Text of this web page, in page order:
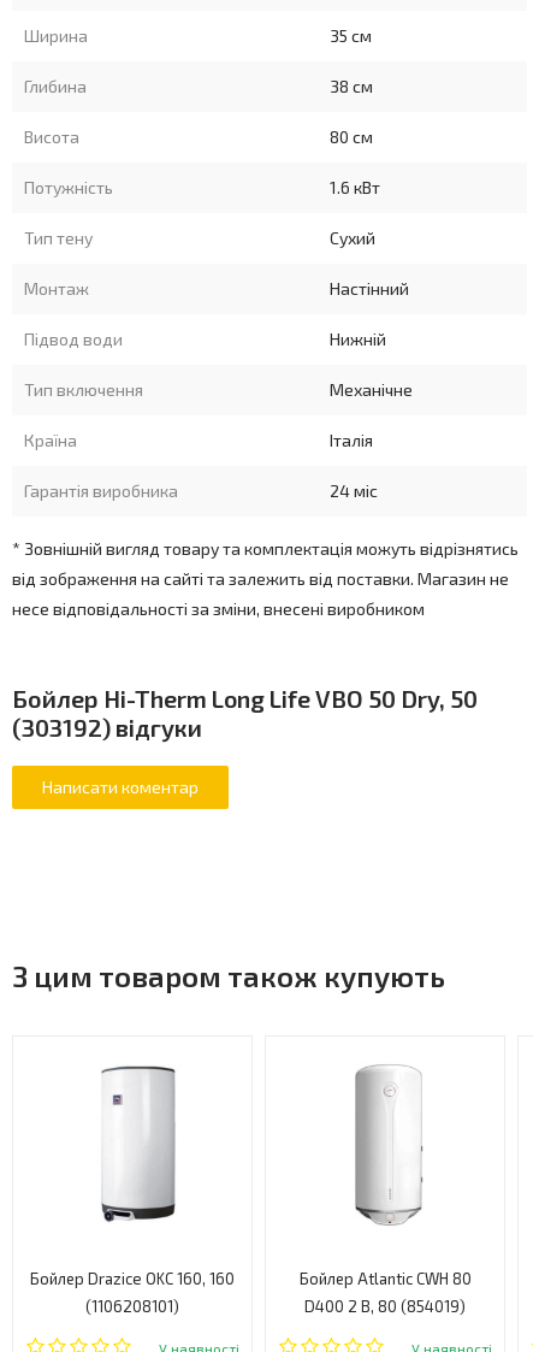
Ширина 35 см
Глибина 38 см
Висота 80 см
Потужність 1.6 кВт
Тип тену Сухий
Монтаж Настінний
Підвод води Нижній
Тип включення Механічне
Країна Італія
Гарантія виробника 24 міс
* Зовнішній вигляд товару та комплектація можуть відрізнятись
від зображення на сайті та залежить від поставки. Магазин не
несе відповідальності за зміни, внесені виробником
Бойлер Hi-Therm Long Life VBO 50 Dry, 50
(303192) відгуки
З цим товаром також купують
Бойлер Drazice OKC 160, 160
(1106208101)
У наявності
Бойлер Atlantic CWH 80
D400 2 B, 80 (854019)
У наявності